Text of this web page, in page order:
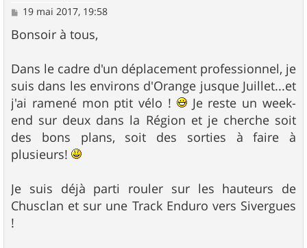
M
s
s
g
e
19 mai 2017, 19:58
Bonsoir à tous,
Dans le cadre d'un déplacement professionnel, je
suis dans les environs d'Orange jusque Juillet...et
j'ai ramené mon ptit vélo !
Je reste un week-
end sur deux dans la Région et je cherche soit
des bons plans, soit des sorties à faire à
plusieurs!
Je suis déjà parti rouler sur les hauteurs de
Chusclan et sur une Track Enduro vers Sivergues
!